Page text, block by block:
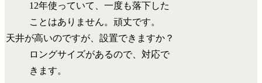
12年使っていて、一度も落下した
ことはありません。頑丈です。
天井が高いのですが、設置できますか？
ロングサイズがあるので、対応で
きます。